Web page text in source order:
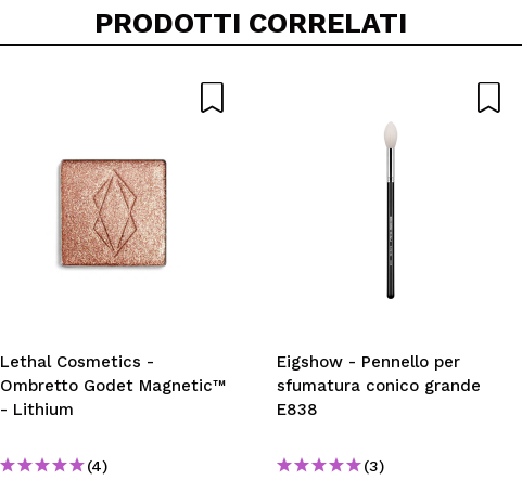
PRODOTTI CORRELATI
Lethal Cosmetics -
Ombretto Godet Magnetic™
- Lithium
(4)
Eigshow - Pennello per
sfumatura conico grande
E838
(3)